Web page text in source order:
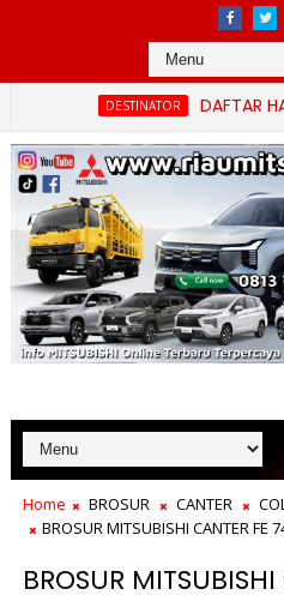
DESTINATOR DAFTAR HARGA
Home BROSUR CANTER
BROSUR MITSUBISHI CANTER FE
BROSUR